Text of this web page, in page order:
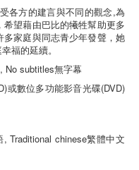
各方的建言與不同的觀念,為
望藉由巴比的犧牲幫助更多
家庭與同志青少年發聲，她
福的延續。
No subtitles無字幕
或數位多功能影音光碟(DVD)
Traditional chinese繁體中文